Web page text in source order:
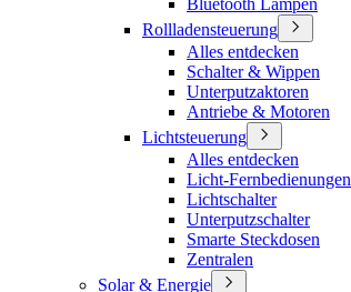
Bluetooth Lampen
Rollladensteuerung
Alles entdecken
Schalter & Wippen
Unterputzaktoren
Antriebe & Motoren
Lichtsteuerung
Alles entdecken
Licht-Fernbedienungen
Lichtschalter
Unterputzschalter
Smarte Steckdosen
Zentralen
Solar & Energie